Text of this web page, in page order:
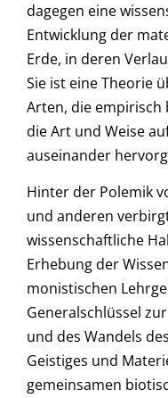
dagegen eine
Entwicklung der
Erde, in deren
Sie ist eine Theorie
Arten, die
die Art und Weise
auseinander
Hinter der Polemik
und anderen
wissenschaftliche
Erhebung der
monistischen
Generalschlüssel
und des Wandels
Geistiges und
gemeinsamen